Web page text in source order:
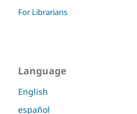
For Librarians
Language
English
español